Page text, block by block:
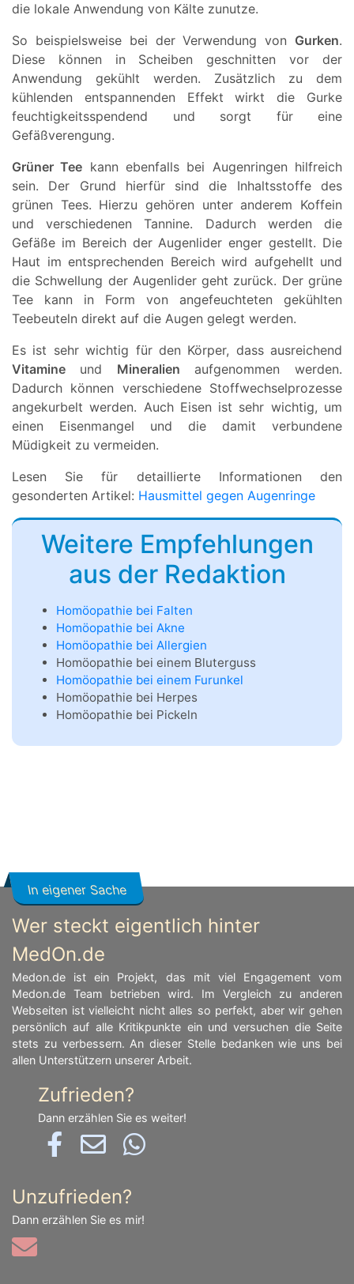
die lokale Anwendung von Kälte zunutze.
So beispielsweise bei der Verwendung von Gurken.
Diese können in Scheiben geschnitten vor der
Anwendung gekühlt werden. Zusätzlich zu dem
kühlenden entspannenden Effekt wirkt die Gurke
feuchtigkeitsspendend und sorgt für eine
Gefäßverengung.
Grüner Tee kann ebenfalls bei Augenringen hilfreich
sein. Der Grund hierfür sind die Inhaltsstoffe des
grünen Tees. Hierzu gehören unter anderem Koffein
und verschiedenen Tannine. Dadurch werden die
Gefäße im Bereich der Augenlider enger gestellt. Die
Haut im entsprechenden Bereich wird aufgehellt und
die Schwellung der Augenlider geht zurück. Der grüne
Tee kann in Form von angefeuchteten gekühlten
Teebeuteln direkt auf die Augen gelegt werden.
Es ist sehr wichtig für den Körper, dass ausreichend
Vitamine und Mineralien aufgenommen werden.
Dadurch können verschiedene Stoffwechselprozesse
angekurbelt werden. Auch Eisen ist sehr wichtig, um
einen Eisenmangel und die damit verbundene
Müdigkeit zu vermeiden.
Lesen Sie für detaillierte Informationen den
gesonderten Artikel: Hausmittel gegen Augenringe
Weitere Empfehlungen
aus der Redaktion
Homöopathie bei Falten
Homöopathie bei Akne
Homöopathie bei Allergien
Homöopathie bei einem Bluterguss
Homöopathie bei einem Furunkel
Homöopathie bei Herpes
Homöopathie bei Pickeln
In eigener Sache
Wer steckt eigentlich hinter
MedOn.de
Medon.de ist ein Projekt, das mit viel Engagement vom
Medon.de Team betrieben wird. Im Vergleich zu anderen
Webseiten ist vielleicht nicht alles so perfekt, aber wir gehen
persönlich auf alle Kritikpunkte ein und versuchen die Seite
stets zu verbessern. An dieser Stelle bedanken wie uns bei
allen Unterstützern unserer Arbeit.
Zufrieden?
Dann erzählen Sie es weiter!
Unzufrieden?
Dann erzählen Sie es mir!